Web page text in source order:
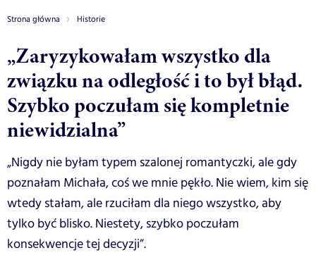
Strona główna Historie
„Zaryzykowałam wszystko dla
związku na odległość i to był błąd.
Szybko poczułam się kompletnie
niewidzialna”
„Nigdy nie byłam typem szalonej romantyczki, ale gdy
poznałam Michała, coś we mnie pękło. Nie wiem, kim się
wtedy stałam, ale rzuciłam dla niego wszystko, aby
tylko być blisko. Niestety, szybko poczułam
konsekwencje tej decyzji”.